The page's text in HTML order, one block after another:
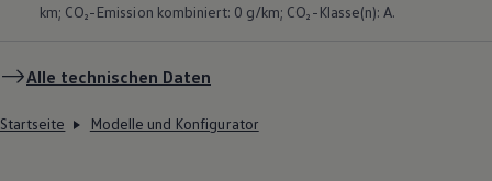
km; CO₂-Emission kombiniert: 0 g/km; CO₂-Klasse(n): A.
Alle technischen Daten
Startseite Modelle und Konfigurator